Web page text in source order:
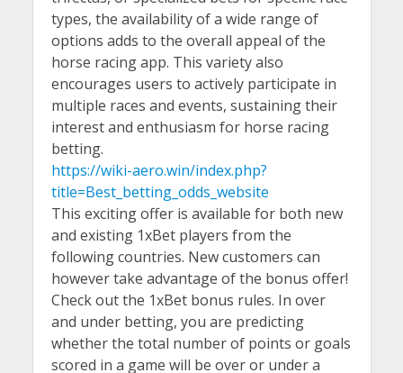
types, the availability of a wide range of
options adds to the overall appeal of the
horse racing app. This variety also
encourages users to actively participate in
multiple races and events, sustaining their
interest and enthusiasm for horse racing
betting.
https://wiki-aero.win/index.php?
title=Best_betting_odds_website
This exciting offer is available for both new
and existing 1xBet players from the
following countries. New customers can
however take advantage of the bonus offer!
Check out the 1xBet bonus rules. In over
and under betting, you are predicting
whether the total number of points or goals
scored in a game will be over or under a